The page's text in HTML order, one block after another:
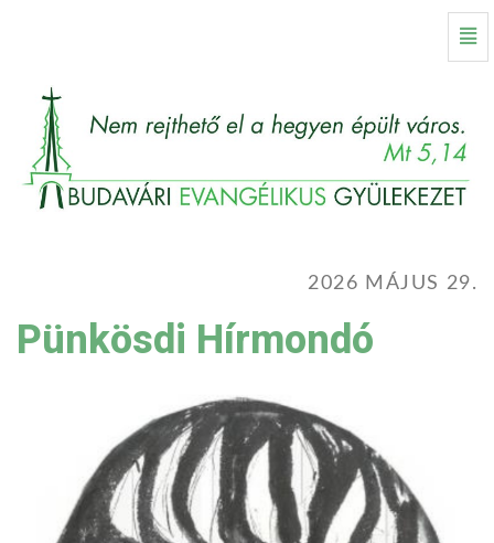
Kezdőlap
2026 MÁJUS 29.
Pünkösdi Hírmondó